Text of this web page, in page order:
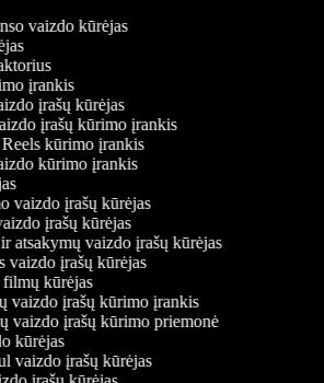
vaizdo kūrėjas
įrankis
įrašų kūrėjas
įrašų kūrimo įrankis
Reels kūrimo įrankis
kūrimo įrankis
vaizdo įrašų kūrėjas
įrašų kūrėjas
ir atsakymų vaizdo įrašų kūrėjas
vaizdo įrašų kūrėjas
filmų kūrėjas
vaizdo įrašų kūrimo įrankis
vaizdo įrašų kūrimo priemonė
kūrėjas
vaizdo įrašų kūrėjas